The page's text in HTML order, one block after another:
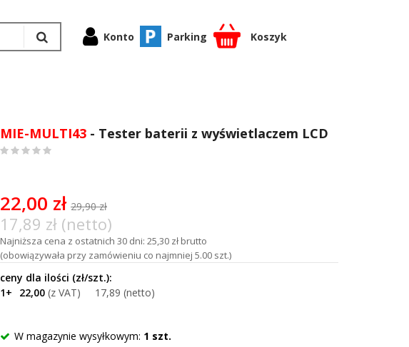
Konto Parking Koszyk
MIE-MULTI43 - Tester baterii z wyświetlaczem LCD
22,00 zł 29,90 zł
17,89 zł (netto)
Najniższa cena z ostatnich 30 dni: 25,30 zł brutto
(obowiązywała przy zamówieniu co najmniej 5.00 szt.)
1+ 22,00 17,89
W magazynie wysyłkowym: 1 szt.